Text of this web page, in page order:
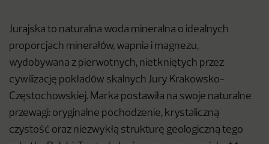
Jurajska to naturalna woda mineralna o idealnych
proporcjach minerałów, wapnia i magnezu,
wydobywana z pierwotnych, nietkniętych przez
cywilizację pokładów skalnych Jury Krakowsko-
Częstochowskiej. Marka postawiła na swoje naturalne
przewagi: oryginalne pochodzenie, krystaliczną
czystość oraz niezwykłą strukturę geologiczną tego